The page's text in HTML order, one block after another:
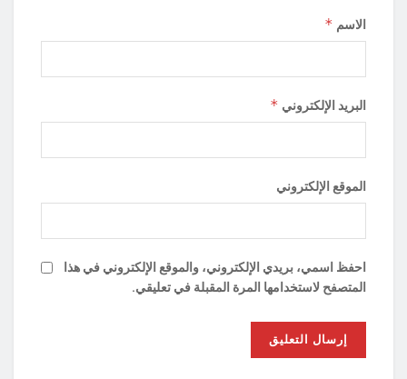
الاسم *
البريد الإلكتروني *
الموقع الإلكتروني
احفظ اسمي، بريدي الإلكتروني، والموقع الإلكتروني في هذا
المتصفح لاستخدامها المرة المقبلة في تعليقي.